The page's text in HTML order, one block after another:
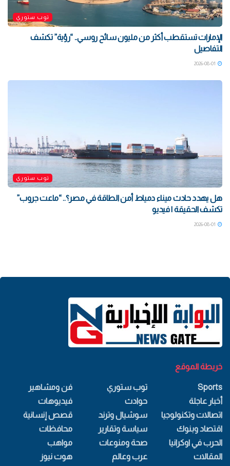
توب ستوري
الإمارات تستقطب أكثر من مليون سائح روسي.. “رؤية” تكشف
التفاصيل
توب ستوري
هل يهدد حادث ميناء دمياط أمن الطاقة في مصر؟.. “ماعت جروب”
تكشف الحقيقة | فيديو
خريطة الموقع
Sports
أخبار عاجلة
اتصالات وتكنولوجيا
اقتصاد وبنوك
الحرب في اوكرانيا
المقالات
توب ستوري
حوادث
سوشيال وترند
سياسة وتقارير
صحة ومنوعات
عرب وعالم
فن ومشاهير
فيديوهات
قصص إنسانية
محافظات
مواهب
هوت نيوز